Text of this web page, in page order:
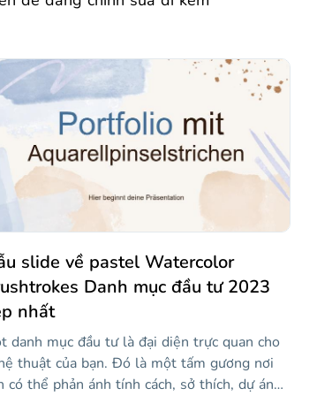
slide về pastel Watercolor
Danh mục đầu tư 2023
nhất
danh mục đầu tư là đại diện trực quan cho
thuật của bạn. Đó là một tấm gương nơi
có thể phản ánh tính cách, sở thích, dự án